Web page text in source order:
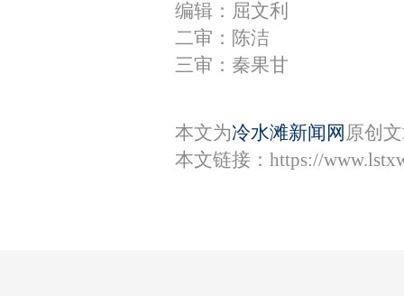
编辑：屈文利
二审：陈洁
三审：秦果甘
本文为冷水滩新闻网 原创
本文链接： https://